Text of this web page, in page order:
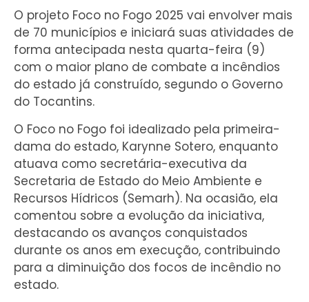
O projeto Foco no Fogo 2025 vai envolver mais
de 70 municípios e iniciará suas atividades de
forma antecipada nesta quarta-feira (9)
com o maior plano de combate a incêndios
do estado já construído, segundo o Governo
do Tocantins.
O Foco no Fogo foi idealizado pela primeira-
dama do estado, Karynne Sotero, enquanto
atuava como secretária-executiva da
Secretaria de Estado do Meio Ambiente e
Recursos Hídricos (Semarh). Na ocasião, ela
comentou sobre a evolução da iniciativa,
destacando os avanços conquistados
durante os anos em execução, contribuindo
para a diminuição dos focos de incêndio no
estado.